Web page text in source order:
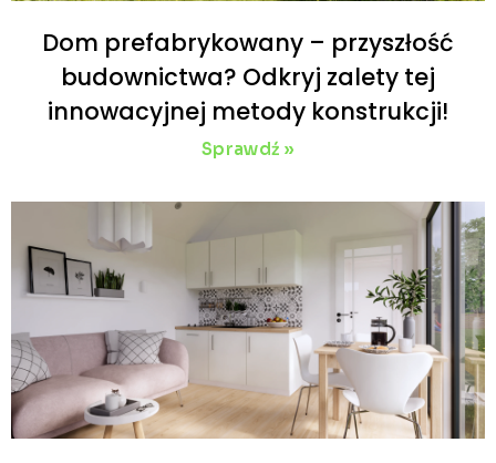
Dom prefabrykowany – przyszłość
budownictwa? Odkryj zalety tej
innowacyjnej metody konstrukcji!
Sprawdź »